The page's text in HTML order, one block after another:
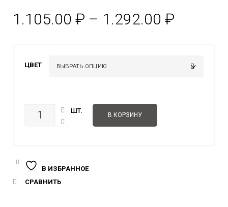
1.105.00 ₽ – 1.292.00 ₽
ЦВЕТ
КОЛИЧЕСТВО шт. В КОРЗИНУ
В ИЗБРАННОЕ
СРАВНИТЬ